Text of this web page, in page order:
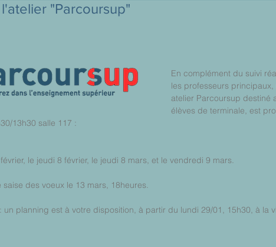
"Parcoursup"
En complément du suivi
les professeurs principaux,
atelier Parcoursup destiné
élèves de terminale, est
13h30 salle 117 :
le jeudi 8 février, le jeudi 8 mars, et le vendredi 9 mars.
saise des voeux le 13 mars, 18heures.